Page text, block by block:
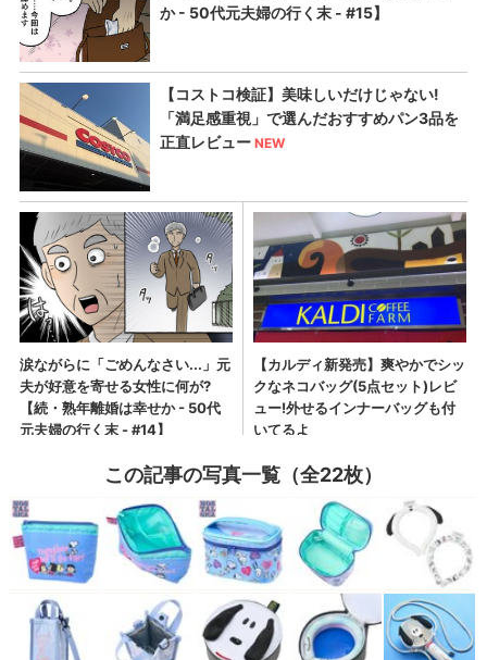
この記事の写真一覧（全22枚）